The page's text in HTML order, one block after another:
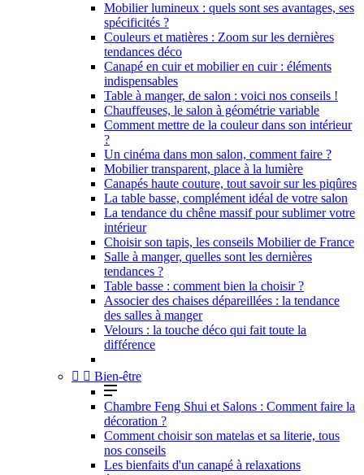
Mobilier lumineux : quels sont ses avantages, ses
spécificités ?
Couleurs et matières : Zoom sur les dernières
tendances déco
Canapé en cuir et mobilier en cuir : éléments
indispensables
Table à manger, de salon : voici nos conseils !
Chauffeuses, le salon à géométrie variable
Comment mettre de la couleur dans son intérieur
?
Un cinéma dans mon salon, comment faire ?
Mobilier transparent, place à la lumière
Canapés haute couture, tout savoir sur les piqûres
La table basse, complément idéal de votre salon
La tendance du chêne massif pour sublimer votre
intérieur
Choisir son tapis, les conseils Mobilier de France
Salle à manger, quelles sont les dernières
tendances ?
Table basse : comment bien la choisir ?
Associer des chaises dépareillées : la tendance
des salles à manger
Velours : la touche déco qui fait toute la
différence
  Bien-être
Chambre Feng Shui et Salons : Comment faire la
décoration ?
Comment choisir son matelas et sa literie, tous
nos conseils
Les bienfaits d'un canapé à relaxations